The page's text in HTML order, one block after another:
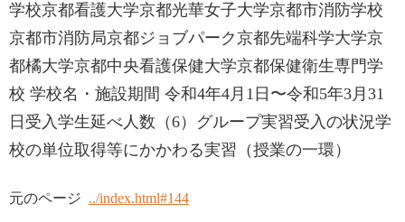
学校京都看護大学京都光華女子大学京都市消防学校
京都市消防局京都ジョブパーク京都先端科学大学京
都橘大学京都中央看護保健大学京都保健衛生専門学
校 学校名・施設期間 令和4年4月1日〜令和5年3月31
日受入学生延べ人数（6）グループ実習受入の状況学
校の単位取得等にかかわる実習（授業の一環）
元のページ ../index.html#144